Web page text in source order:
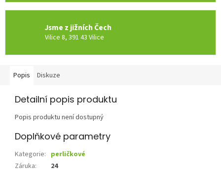
Jsme z jižních Čech
Vilice 8, 391 43 Vilice
Popis Diskuze
Detailní popis produktu
Popis produktu není dostupný
Doplňkové parametry
Kategorie: perličkové
Záruka: 24